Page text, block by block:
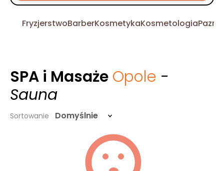
FryzjerstwoBarberKosmetykaKosmetologia
SPA i Masaże Opole -
Sauna
Sortowanie Domyślnie